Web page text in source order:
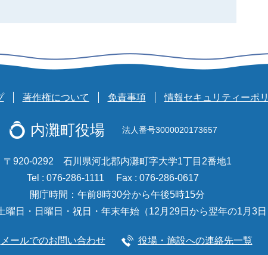
著作権について 免責事項 情報セキュリティーポ
内灘町役場 法人番号3000020173657
〒920-0292 石川県河北郡内灘町字大学1丁目2番地1
Tel : 076-286-1111
Fax : 076-286-0617
開庁時間：午前8時30分から午後5時15分
曜日・日曜日・祝日・年末年始（12月29日から翌年の1月3日
メールでのお問い合わせ 役場・施設への連絡先一覧